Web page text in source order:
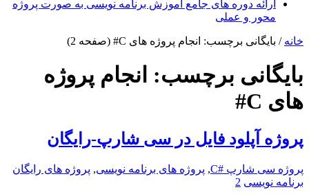
ارائه دوره های جامع آموزش برنامه نویسی به صورت پروژه
محور و عملی
خانه / بایگانی برچسب: انجام پروژه های C# (صفحه 2)
بایگانی برچسب: انجام پروژه
های C#
پروژه آپلود فایل در سی شارپ-رایگان
پروژه سی شارپ #C , پروژه های برنامه نویسی, پروژه های رایگان
برنامه نویسی 2